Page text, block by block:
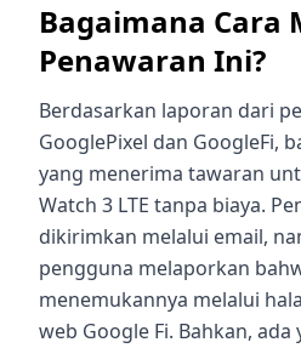
Bagaimana Cara
Penawaran Ini?
Berdasarkan laporan dari
GooglePixel dan GoogleFi,
yang menerima tawaran
Watch 3 LTE tanpa biaya.
dikirimkan melalui email,
pengguna melaporkan
menemukannya melalui
web Google Fi. Bahkan,